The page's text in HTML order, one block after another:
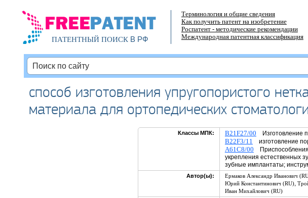
ПАТЕНТНЫЙ ПОИСКВ РФ
Терминология и общие сведения
Как получить патент на изобретение
Роспатент - методические рекомендации
Международная патентная классификация
способ изготовления упругопористого
материала для ортопедических
Классы МПК: B21F27/00 Изготовление
B22F3/11 изготовление
A61C8/00
укрепления естественных
зубные имплантаты;
Автор(ы): Ермаков Александр Иванович
Юрий Константинович (RU),
Иван Михайлович (RU)